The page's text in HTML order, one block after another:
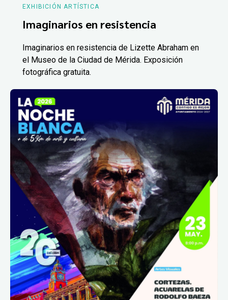
EXHIBICIÓN ARTÍSTICA
Imaginarios en resistencia
Imaginarios en resistencia de Lizette Abraham en
el Museo de la Ciudad de Mérida. Exposición
fotográfica gratuita.